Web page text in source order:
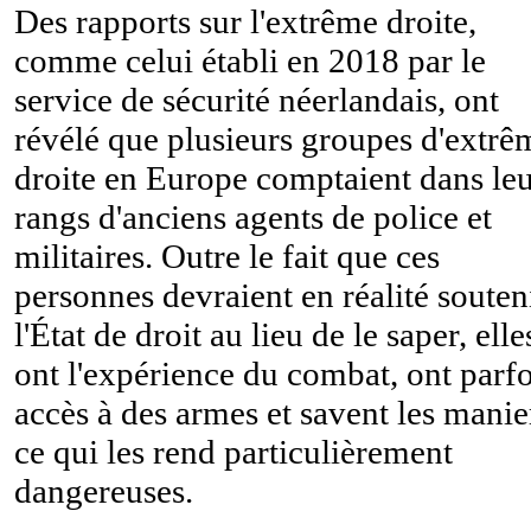
Des rapports sur l'extrême droite,
comme celui établi en 2018 par le
service de sécurité néerlandais, ont
révélé que plusieurs groupes
droite en Europe comptaient dans
rangs d'anciens agents de police et
militaires. Outre le fait que ces
personnes devraient en réalité
l'État de droit au lieu de le saper,
ont l'expérience du combat, ont
accès à des armes et savent les
ce qui les rend particulièrement
dangereuses.